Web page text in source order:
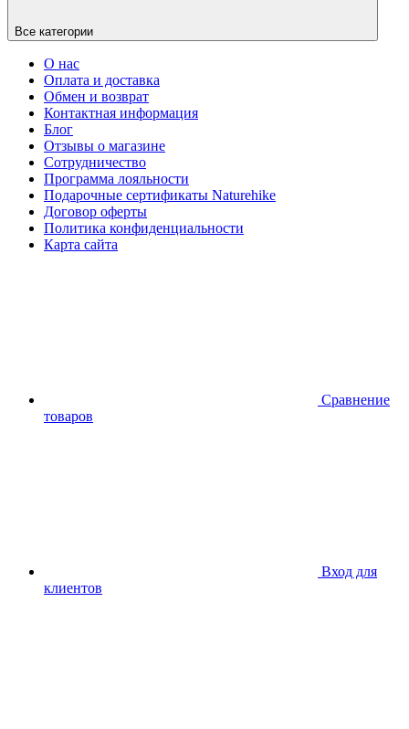
Все категории
О нас
Оплата и доставка
Обмен и возврат
Контактная информация
Блог
Отзывы о магазине
Сотрудничество
Программа лояльности
Подарочные сертификаты Naturehike
Договор оферты
Политика конфиденциальности
Карта сайта
Сравнение
товаров
Вход для
клиентов